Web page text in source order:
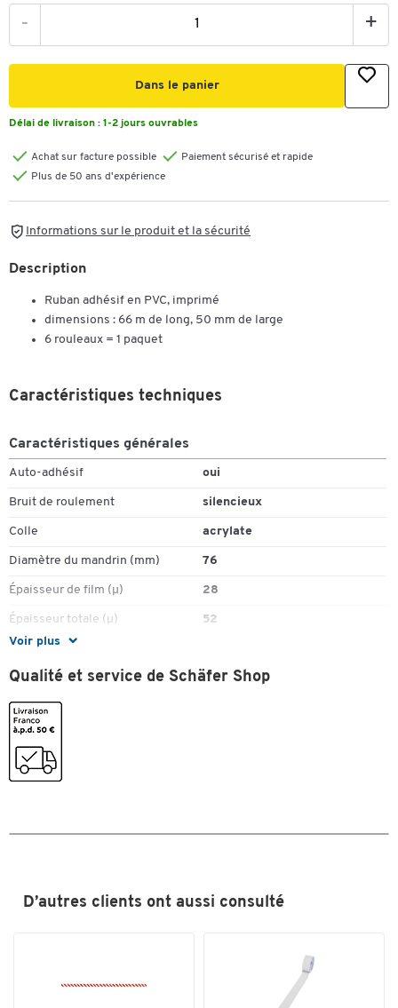
- +
Dans le panier
Délai de livraison : 1-2 jours ouvrables
Achat sur facture possible
Paiement sécurisé et rapide
Plus de 50 ans d'expérience
Informations sur le produit et la sécurité
Description
Ruban adhésif en PVC, imprimé
dimensions : 66 m de long, 50 mm de large
6 rouleaux = 1 paquet
Voir plus
Caractéristiques techniques
Caractéristiques générales
Auto-adhésif oui
Bruit de roulement silencieux
Colle acrylate
Diamètre du mandrin (mm) 76
Épaisseur de film (µ) 28
Épaisseur totale (µ) 52
Impression
rouge/blanc
Longueur (m)
Matériau
Pièce(s) par paquet 6
Coloris rouge; blanc
Qualité et service de Schäfer Shop
D’autres clients ont aussi consulté